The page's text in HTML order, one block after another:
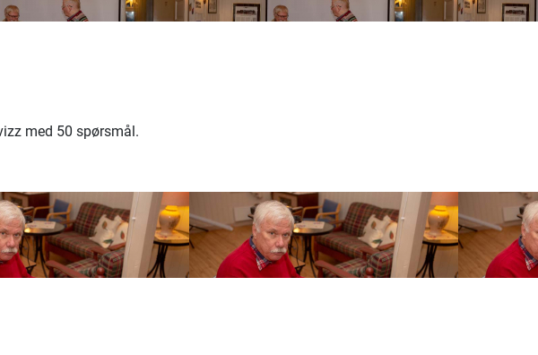
med 50 spørsmål.